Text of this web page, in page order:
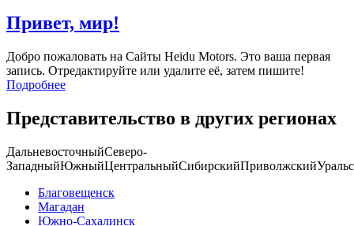
Привет, мир!
Добро пожаловать на Сайты Heidu Motors. Это ваша первая
запись. Отредактируйте или удалите её, затем пишите!
Подробнее
Представительство в других регионах
ДальневосточныйСеверо-
ЗападныйЮжныйЦентральныйСибирскийПриволжский
Благовещенск
Магадан
Южно-Сахалинск